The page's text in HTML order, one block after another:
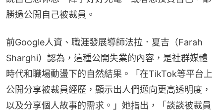
勝過公開自己被裁員。
前Google人資、職涯發展導師法拉．夏吉（Farah
Sharghi）認為，這種公開失業的內容，是社群媒體
時代和職場動盪下的自然結果。「在TikTok等平台上
公開分享被裁員經歷，顯示出人們邁向更高透明度，
以及分享個人故事的需求。」她指出，「談談被裁員